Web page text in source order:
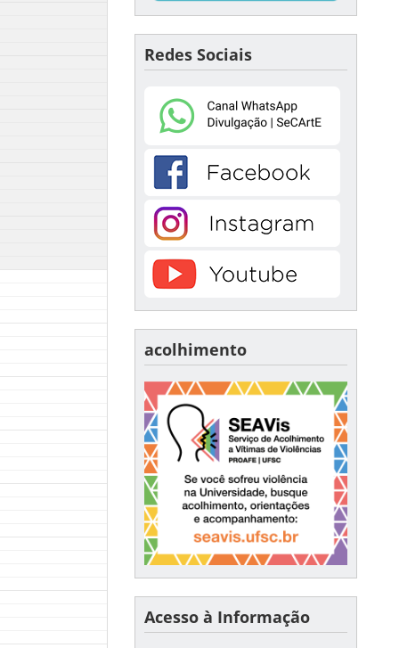
Redes Sociais
acolhimento
Acesso à Informação